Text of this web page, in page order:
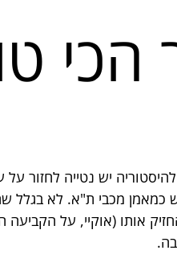
יש נטייה לחזור
כמאמן מכבי ת"א. לא בגלל
אותו (אוקיי, על